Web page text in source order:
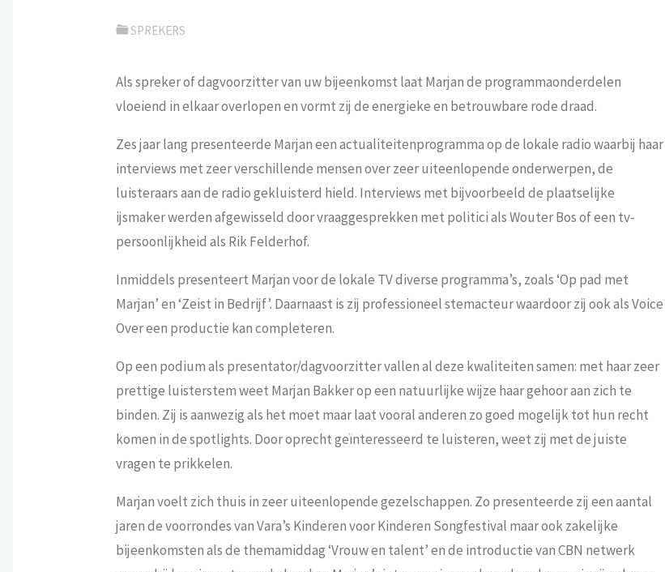
SPREKERS
Als spreker of dagvoorzitter van uw bijeenkomst laat Marjan de programmaonderdelen
vloeiend in elkaar overlopen en vormt zij de energieke en betrouwbare rode draad.
Zes jaar lang presenteerde Marjan een actualiteitenprogramma op de lokale radio waarbij haar
interviews met zeer verschillende mensen over zeer uiteenlopende onderwerpen, de
luisteraars aan de radio gekluisterd hield. Interviews met bijvoorbeeld de plaatselijke
ijsmaker werden afgewisseld door vraaggesprekken met politici als Wouter Bos of een tv-
persoonlijkheid als Rik Felderhof.
Inmiddels presenteert Marjan voor de lokale TV diverse programma’s, zoals ‘Op pad met
Marjan’ en ‘Zeist in Bedrijf’. Daarnaast is zij professioneel stemacteur waardoor zij ook als Voice
Over een productie kan completeren.
Op een podium als presentator/dagvoorzitter vallen al deze kwaliteiten samen: met haar zeer
prettige luisterstem weet Marjan Bakker op een natuurlijke wijze haar gehoor aan zich te
binden. Zij is aanwezig als het moet maar laat vooral anderen zo goed mogelijk tot hun recht
komen in de spotlights. Door oprecht geïnteresseerd te luisteren, weet zij met de juiste
vragen te prikkelen.
Marjan voelt zich thuis in zeer uiteenlopende gezelschappen. Zo presenteerde zij een aantal
jaren de voorrondes van Vara’s Kinderen voor Kinderen Songfestival maar ook zakelijke
bijeenkomsten als de themamiddag ‘Vrouw en talent’ en de introductie van CBN netwerk